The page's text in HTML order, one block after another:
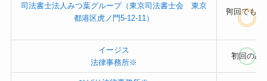
司法書士法人みつ葉グループ（東京司法書士会 東京
都港区虎ノ門5-12-11）
?
何回でも
イージス
法律事務所※
?
初回のみ